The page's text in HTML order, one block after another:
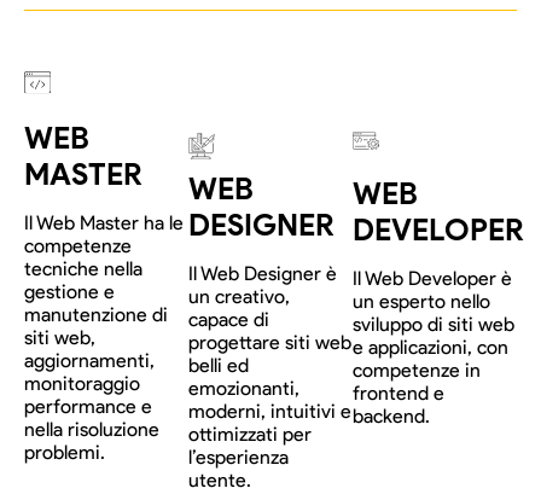
WEB
MASTER
Il Web Master ha le
competenze
tecniche nella
gestione e
manutenzione di
siti web,
aggiornamenti,
monitoraggio
performance e
nella risoluzione
problemi.
WEB
DESIGNER
Il Web Designer è
un creativo,
capace di
progettare siti web
belli ed
emozionanti,
moderni, intuitivi e
ottimizzati per
l’esperienza
utente.
WEB
DEVELOPER
Il Web Developer è
un esperto nello
sviluppo di siti web
e applicazioni, con
competenze in
frontend e
backend.